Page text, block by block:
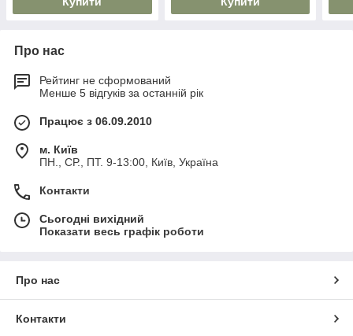
Про нас
Рейтинг не сформований
Менше 5 відгуків за останній рік
Працює з 06.09.2010
м. Київ
ПН., СР., ПТ. 9-13:00, Київ, Україна
Контакти
Сьогодні вихідний
Показати весь графік роботи
Про нас
Контакти